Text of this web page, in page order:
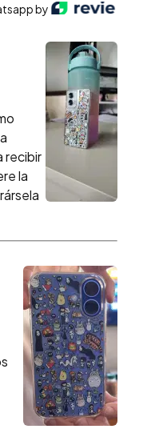
by
recibir
la